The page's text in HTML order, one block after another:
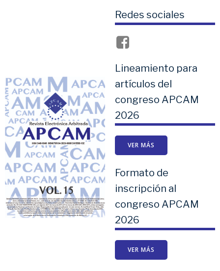
Redes sociales
Lineamiento para
artículos del
congreso APCAM
2026
VER MÁS
Formato de
inscripción al
congreso APCAM
2026
VER MÁS